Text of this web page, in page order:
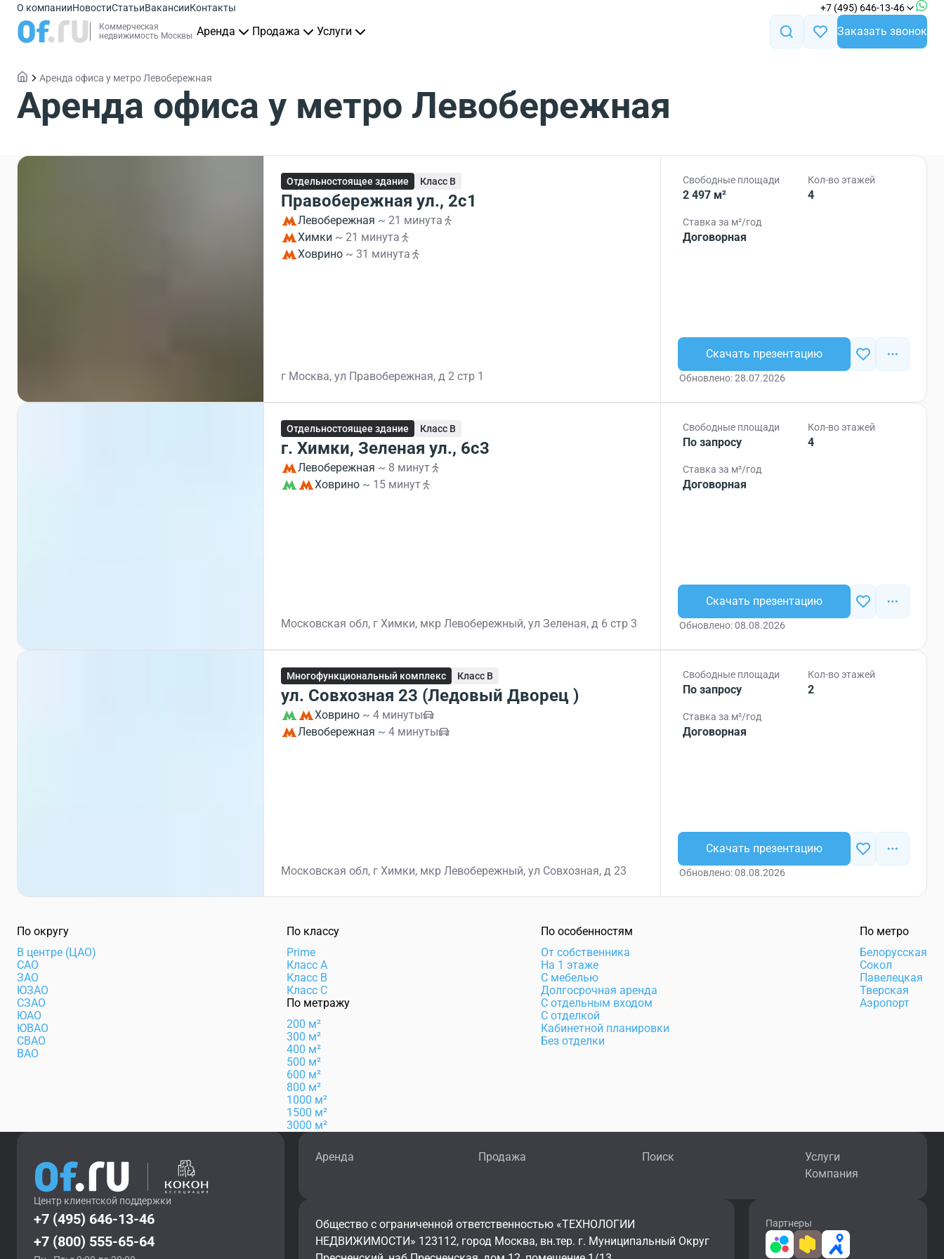
О компанииНовостиСтатьиВакансииКонтакты +7 (495) 646-13-46
Коммерческая
недвижимость Москвы Аренда Продажа Услуги Заказать звонок
Аренда офиса у метро Левобережная
Аренда офиса у метро Левобережная
Отдельностоящее здание Класс B
Правобережная ул., 2с1
Левобережная ~ 21 минута
Химки ~ 21 минута
Ховрино ~ 31 минута
г Москва, ул Правобережная, д 2 стр 1
Свободные площади
2 497 м²
Кол-во этажей
4
Ставка за м²/год
Договорная
Скачать презентацию
Обновлено: 28.07.2026
Отдельностоящее здание Класс B
г. Химки, Зеленая ул., 6с3
Левобережная ~ 8 минут
Ховрино ~ 15 минут
Московская обл, г Химки, мкр Левобережный, ул Зеленая, д 6 стр 3
Свободные площади
По запросу
Кол-во этажей
4
Ставка за м²/год
Договорная
Скачать презентацию
Обновлено: 08.08.2026
Многофункциональный комплекс Класс B
ул. Совхозная 23 (Ледовый Дворец )
Ховрино ~ 4 минуты
Левобережная ~ 4 минуты
Московская обл, г Химки, мкр Левобережный, ул Совхозная, д 23
Свободные площади
По запросу
Кол-во этажей
2
Ставка за м²/год
Договорная
Скачать презентацию
Обновлено: 08.08.2026
По округу
В центре (ЦАО)
САО
ЗАО
ЮЗАО
СЗАО
ЮАО
ЮВАО
СВАО
ВАО
По классу
Prime
Класс А
Класс B
Класс C
По метражу
200 м²
300 м²
400 м²
500 м²
600 м²
800 м²
1000 м²
1500 м²
3000 м²
По особенностям
От собственника
На 1 этаже
С мебелью
Долгосрочная аренда
С отдельным входом
С отделкой
Кабинетной планировки
Без отделки
По метро
Белорусская
Сокол
Павелецкая
Тверская
Аэропорт
Центр клиентской поддержки
+7 (495) 646-13-46
+7 (800) 555-65-64
Аренда Продажа Поиск
Услуги
Компания
Общество с ограниченной ответственностью «ТЕХНОЛОГИИ
НЕДВИЖИМОСТИ» 123112, город Москва, вн.тер. г. Муниципальный Округ
Партнеры